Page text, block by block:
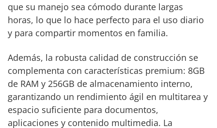
que su manejo sea cómodo durante largas
horas, lo que lo hace perfecto para el uso diario
y para compartir momentos en familia.
Además, la robusta calidad de construcción se
complementa con características premium: 8GB
de RAM y 256GB de almacenamiento interno,
garantizando un rendimiento ágil en multitarea y
espacio suficiente para documentos,
aplicaciones y contenido multimedia. La